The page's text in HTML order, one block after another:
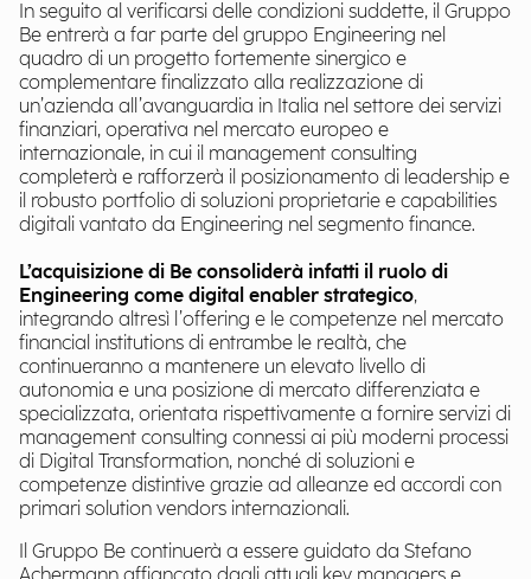
In seguito al verificarsi delle condizioni suddette, il Gruppo
Be entrerà a far parte del gruppo Engineering nel
quadro di un progetto fortemente sinergico e
complementare finalizzato alla realizzazione di
un’azienda all’avanguardia in Italia nel settore dei servizi
finanziari, operativa nel mercato europeo e
internazionale, in cui il management consulting
completerà e rafforzerà il posizionamento di leadership e
il robusto portfolio di soluzioni proprietarie e capabilities
digitali vantato da Engineering nel segmento finance.
L’acquisizione di Be consoliderà infatti il ruolo di
Engineering come digital enabler strategico,
integrando altresì l’offering e le competenze nel mercato
financial institutions di entrambe le realtà, che
continueranno a mantenere un elevato livello di
autonomia e una posizione di mercato differenziata e
specializzata, orientata rispettivamente a fornire servizi di
management consulting connessi ai più moderni processi
di Digital Transformation, nonché di soluzioni e
competenze distintive grazie ad alleanze ed accordi con
primari solution vendors internazionali.
Il Gruppo Be continuerà a essere guidato da Stefano